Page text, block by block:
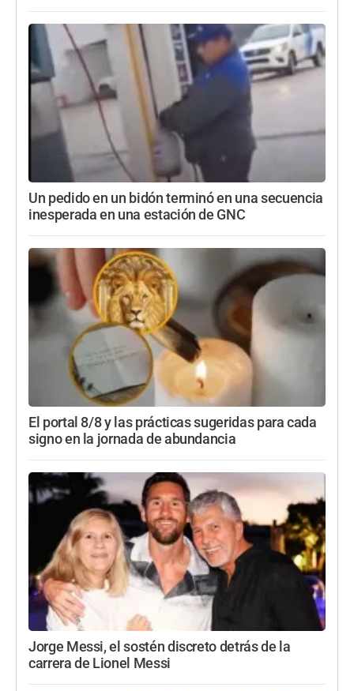
Un pedido en un bidón terminó en una secuencia
inesperada en una estación de GNC
El portal 8/8 y las prácticas sugeridas para cada
signo en la jornada de abundancia
Jorge Messi, el sostén discreto detrás de la
carrera de Lionel Messi